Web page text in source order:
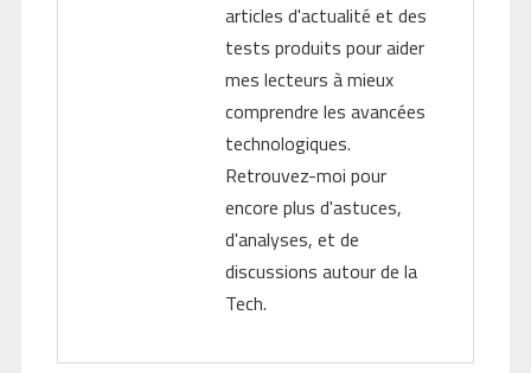
articles d'actualité et des
tests produits pour aider
mes lecteurs à mieux
comprendre les avancées
technologiques.
Retrouvez-moi pour
encore plus d'astuces,
d'analyses, et de
discussions autour de la
Tech.